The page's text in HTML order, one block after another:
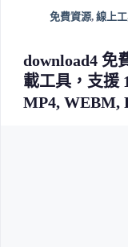
免費資源, 線上
download4 免
載工具，支援
MP4, WEBM,